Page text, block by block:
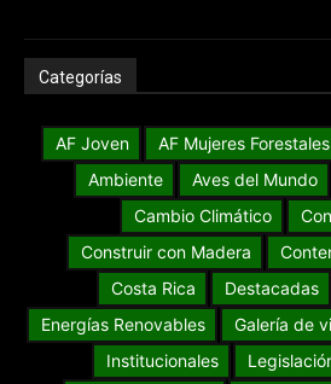
Categorías
AF Joven AF Mujeres Forestales
Ambiente
Aves del Mundo
Cambio Climático
Construir con Madera
Costa Rica
Destacadas
Energías Renovables
Galería de
Institucionales